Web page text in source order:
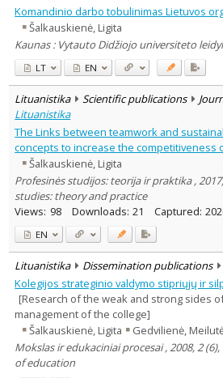
Journal
Komandinio darbo tobulinimas Lietuvos
Šalkauskienė, Ligita
Kaunas : Vytauto Didžiojo universiteto
LT EN
Lituanistika Scientific publications
Lituanistika
The Links between teamwork and
concepts to increase the competitiveness
Šalkauskienė, Ligita
Profesinės studijos: teorija ir praktika ,
studies: theory and practice
Views: 98 Downloads: 21 Captured:
EN
Lituanistika Dissemination publications
Kolegijos strateginio valdymo stipriųjų ir
[Research of the weak and strong sides
management of the college]
Šalkauskienė, Ligita
Gedvilienė,
Mokslas ir edukaciniai procesai , 2008, 2
of education